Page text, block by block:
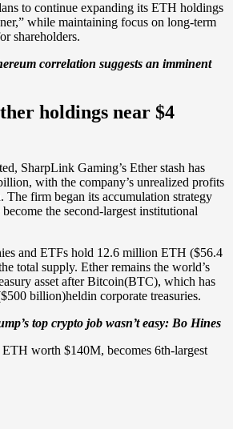
to continue expanding its ETH holdings
while maintaining focus on long-term
shareholders.
correlation suggests an imminent
holdings near $4
SharpLink Gaming’s Ether stash has
with the company’s unrealized profits
The firm began its accumulation strategy
the second-largest institutional
and ETFs hold 12.6 million ETH ($56.4
total supply. Ether remains the world’s
asset after Bitcoin(BTC), which has
billion)heldin corporate treasuries.
top crypto job wasn’t easy: Bo Hines